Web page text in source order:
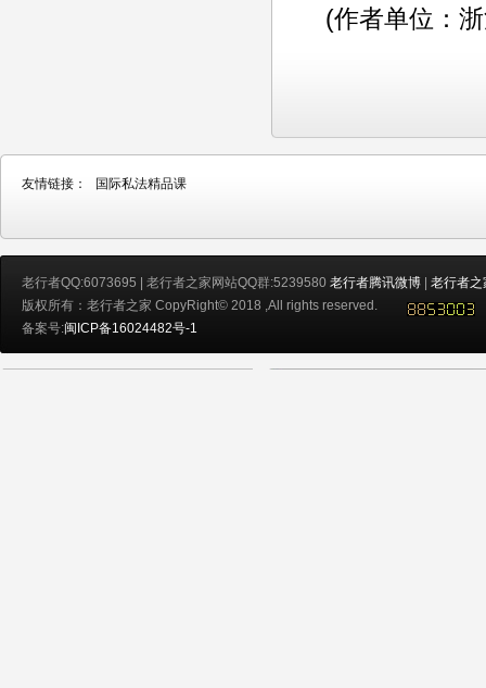
(作者单位：
友情链接： 国际私法精品课
老行者QQ:6073695 | 老行者之家网站QQ群:5239580 老行者腾讯微博 | 老行者之
版权所有：老行者之家 CopyRight© 2018 ,All rights reserved.
备案号:闽ICP备16024482号-1